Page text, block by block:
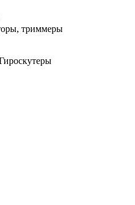
триммеры